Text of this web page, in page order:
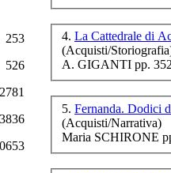
Il
253
526
2781
3836
4. La Cattedrale di
(Acquisti/
A. GIGANTI pp.
5. Fernanda. Dodici
(Acquisti/Narrativa)
Maria SCHIRONE